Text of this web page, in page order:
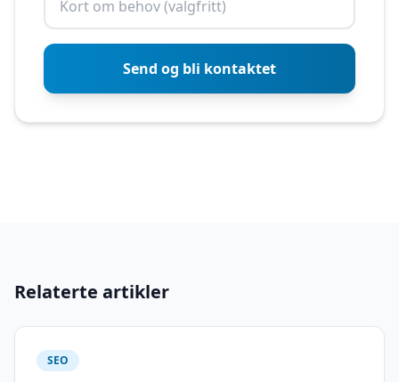
Send og bli kontaktet
Relaterte artikler
SEO